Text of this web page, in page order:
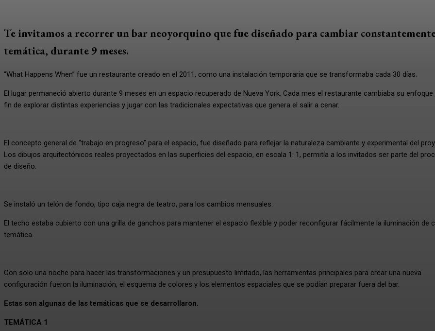
Te invitamos a recorrer un bar neoyorquino que fue diseñado para cambiar
temática, durante 9 meses.
“What Happens When” fue un restaurante creado en el 2011, como una instalación temporaria que se transformaba cada 30 días.
El lugar permaneció abierto durante 9 meses en un espacio recuperado de Nueva York. Cada mes el restaurante cambiaba su enfoque
fin de explorar distintas experiencias y jugar con las tradicionales expectativas que genera el salir a cenar.
El concepto general de “trabajo en progreso” para el espacio, fue diseñado para reflejar la naturaleza cambiante y experimental del
Los dibujos arquitectónicos reales proyectados en las superficies del espacio, en escala 1: 1, permitía a los invitados ser parte del
de diseño.
Se instaló un telón de fondo, tipo caja negra de teatro, para los cambios mensuales.
El techo estaba cubierto con una grilla de ganchos para mantener el espacio flexible y poder reconfigurar fácilmente la iluminación de
temática.
Con solo una noche para hacer las transformaciones y un presupuesto limitado, las herramientas principales para crear una nueva
configuración fueron la iluminación, el esquema de colores y los elementos espaciales que se podían preparar fuera del bar.
Estas son algunas de las temáticas que se desarrollaron.
TEMÁTICA 1